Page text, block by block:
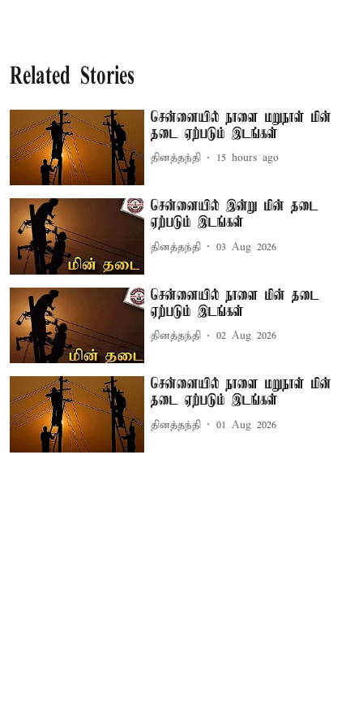
Related Stories
சென்னையில் நாளை மறுநாள் மின்
தடை ஏற்படும் இடங்கள்
தினத்தந்தி 15 hours ago
சென்னையில் இன்று மின் தடை
ஏற்படும் இடங்கள்
தினத்தந்தி 03 Aug 2026
சென்னையில் நாளை மின் தடை
ஏற்படும் இடங்கள்
தினத்தந்தி 02 Aug 2026
சென்னையில் நாளை மறுநாள் மின்
தடை ஏற்படும் இடங்கள்
தினத்தந்தி 01 Aug 2026